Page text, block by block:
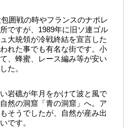
囲戦の時やフランスのナポレ
ですが、1989年に旧ソ連ゴル
大統領が冷戦終結を宣言した
れた事でも有名な街です。小
、蜂蜜、レース編み等が安い
た。
岩礁が年月をかけて波と風で
然の洞窟「青の洞窟」へ。ア
そうでしたが、自然が産み出
です。